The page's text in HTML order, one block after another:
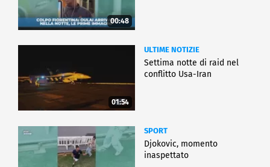
00:48
01:54
ULTIME NOTIZIE
Settima notte di raid nel
conflitto Usa-Iran
SPORT
Djokovic, momento
inaspettato